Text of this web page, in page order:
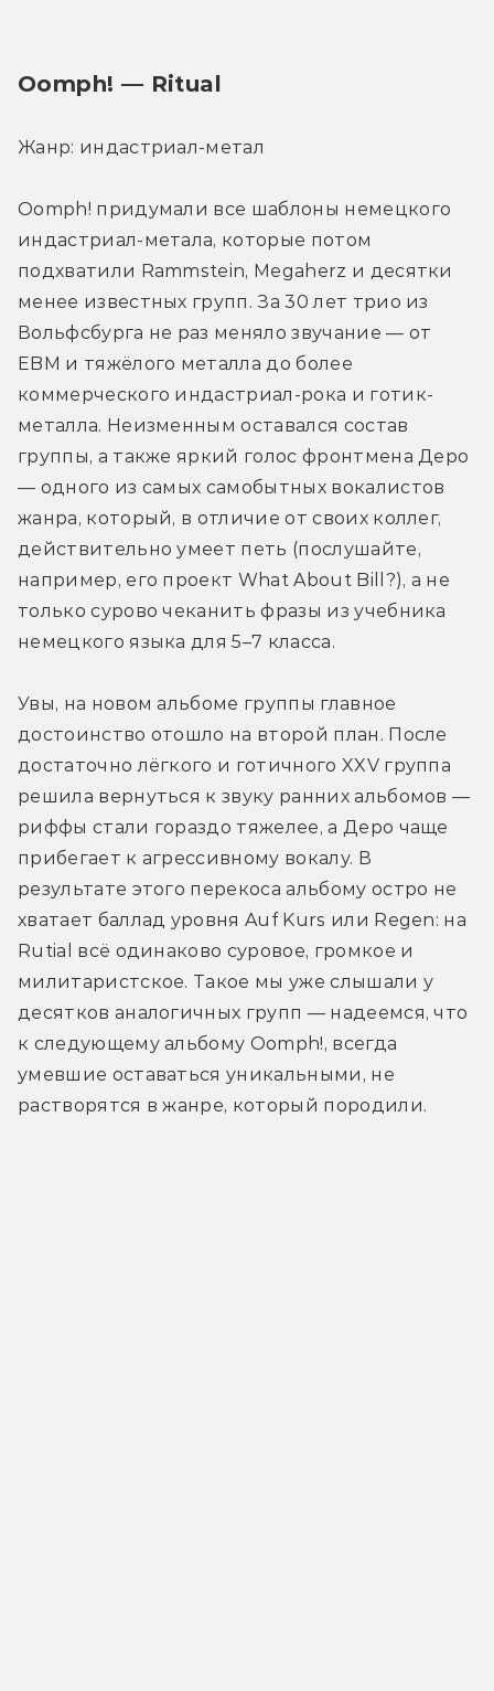
Oomph! — Ritual
Жанр: индастриал-метал
Oomph! придумали все шаблоны немецкого
индастриал-метала, которые потом
подхватили Rammstein, Megaherz и десятки
менее известных групп. За 30 лет трио из
Вольфсбурга не раз меняло звучание — от
EBM и тяжёлого металла до более
коммерческого индастриал-рока и готик-
металла. Неизменным оставался состав
группы, а также яркий голос фронтмена Деро
— одного из самых самобытных вокалистов
жанра, который, в отличие от своих коллег,
действительно умеет петь (послушайте,
например, его проект What About Bill?), а не
только сурово чеканить фразы из учебника
немецкого языка для 5–7 класса.
Увы, на новом альбоме группы главное
достоинство отошло на второй план. После
достаточно лёгкого и готичного XXV группа
решила вернуться к звуку ранних альбомов —
риффы стали гораздо тяжелее, а Деро чаще
прибегает к агрессивному вокалу. В
результате этого перекоса альбому остро не
хватает баллад уровня Auf Kurs или Regen: на
Rutial всё одинаково суровое, громкое и
милитаристское. Такое мы уже слышали у
десятков аналогичных групп — надеемся, что
к следующему альбому Oomph!, всегда
умевшие оставаться уникальными, не
растворятся в жанре, который породили.